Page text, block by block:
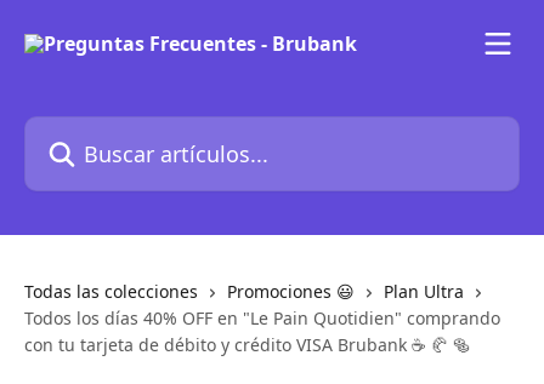
Buscar artículos...
Todas las colecciones Promociones 😃
Plan Ultra
Todos los días 40% OFF en "Le Pain Quotidien" comprando
con tu tarjeta de débito y crédito VISA Brubank ☕️ 🥐 🥯